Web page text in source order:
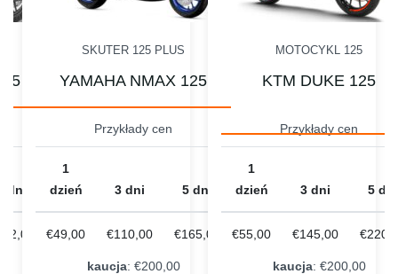
dni
SKUTER 125 PLUS
YAMAHA NMAX 125
Przykłady cen
1
dzień
3 dni 5 dni
€49,00 €110,00 €165,00
kaucja: €200,00
MOTOCYKL 125
KTM DUKE 125
Przykłady cen
1
dzień
3 dni 5 dni
€55,00 €145,00
kaucja: €200,00